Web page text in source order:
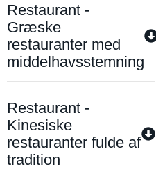
Restaurant -
Græske
restauranter med
middelhavsstemning
Restaurant -
Kinesiske
restauranter fulde af
tradition